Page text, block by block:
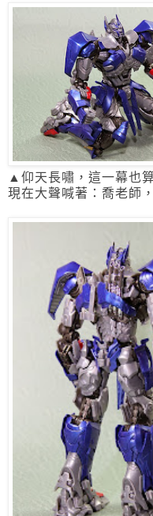
▲仰天長嘯，這一幕也
現在大聲喊著：喬老師